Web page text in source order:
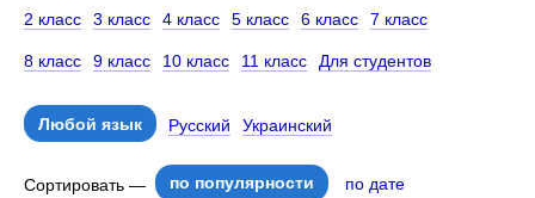
2 класс 3 класс 4 класс 5 класс 6 класс 7 класс
8 класс 9 класс 10 класс 11 класс Для студентов
Любой язык Русский Украинский
Сортировать — по популярности по дате